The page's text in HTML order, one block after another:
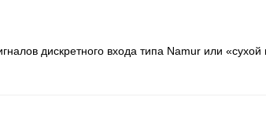
дискретного входа типа Namur или «сухой